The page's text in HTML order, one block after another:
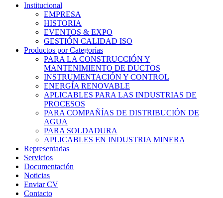
Institucional
EMPRESA
HISTORIA
EVENTOS & EXPO
GESTIÓN CALIDAD ISO
Productos por Categorías
PARA LA CONSTRUCCIÓN Y
MANTENIMIENTO DE DUCTOS
INSTRUMENTACIÓN Y CONTROL
ENERGÍA RENOVABLE
APLICABLES PARA LAS INDUSTRIAS DE
PROCESOS
PARA COMPAÑÍAS DE DISTRIBUCIÓN DE
AGUA
PARA SOLDADURA
APLICABLES EN INDUSTRIA MINERA
Representadas
Servicios
Documentación
Noticias
Enviar CV
Contacto